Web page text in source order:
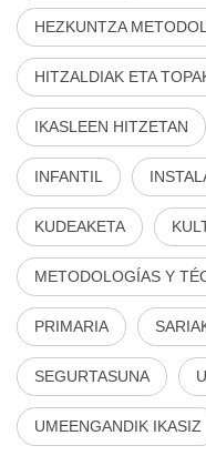
HEZKUNTZA
HITZALDIAK ETA
IKASLEEN HITZETAN
INFANTIL
KUDEAKETA
METODOLOGÍAS Y
PRIMARIA
SEGURTASUNA
UMEENGANDIK IKASIZ